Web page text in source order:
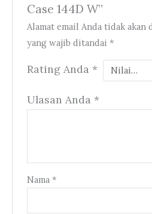
Case 144D W”
Alamat email Anda tidak akan
yang wajib ditandai*
Rating Anda *
Ulasan Anda *
Nama*